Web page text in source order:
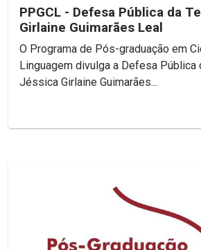
PPGCL - Defesa Pública da
Girlaine Guimarães Leal
O Programa de Pós-graduação em
Linguagem divulga a Defesa Pública
Jéssica Girlaine Guimarães...